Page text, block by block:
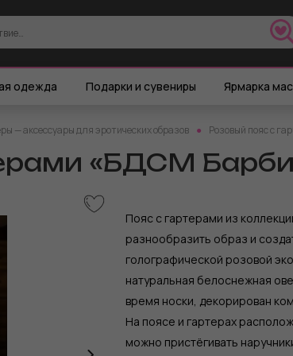
одежда Подарки и сувениры Ярмарка
— аксессуары для эротических образов Розовый пояс с
«БДСМ
Пояс с гартерами из
разнообразить образ и
голографической розовой
натуральная белоснежная
время носки, декорирован
На поясе и гартерах
можно пристёгивать